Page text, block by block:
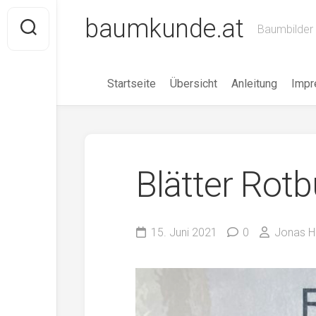
content
baumkunde.at
Startseite Übersicht Anleitung
Blätter
15. Juni 2021 0 Jonas